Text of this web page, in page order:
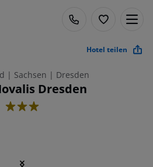
Hotel teilen
| Sachsen | Dresden
Dresden
3